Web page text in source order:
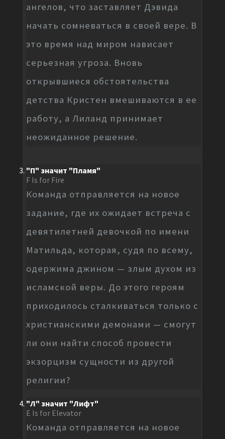
ангелов, что заставляет Дэвида
начать сомневаться в своей вере. В
это время над миром нависает
серьезная угроза. Вновь
открывшиеся обстоятельства
детства Кристен вмешиваются в ее
работу, а Лиланд принимает
неожиданное решение.
"П" значит "Пламя"
F Is for Fire
Команда отправляется на новое
задание, где их ожидает встреча с
девятилетней девочкой по имени
Матильда, которая, судя по всему,
одержима джином — злым духом из
исламской веры. До этого героям
приходилось сталкиваться только с
христианскими демонами — смогут
ли они найти способ провести
экзорцизм сущности из другой
религии?
"Л" значит "Лифт"
E Is for Elevator
Команда отправляется на новое